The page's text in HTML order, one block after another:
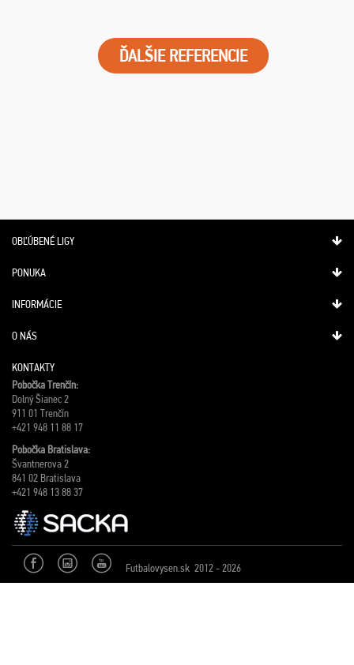
ĎALŠIE REFERENCIE
OBĽÚBENÉ LIGY
PONUKA
INFORMÁCIE
O NÁS
KONTAKTY
Pobočka Trenčín:
Dolný Šianec 2
911 01 Trenčín
+421 948 11 88 17
Pobočka Bratislava:
Švantnerova 2
841 02 Bratislava
+421 948 13 88 37
Futbalovysen.sk 2012 - 2026